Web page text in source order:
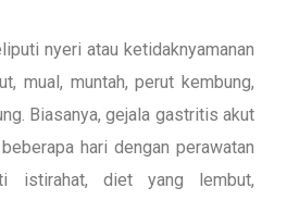
nyeri atau ketidaknyamanan
mual, muntah, perut kembung,
Biasanya, gejala gastritis akut
hari dengan perawatan
istirahat, diet yang lembut,